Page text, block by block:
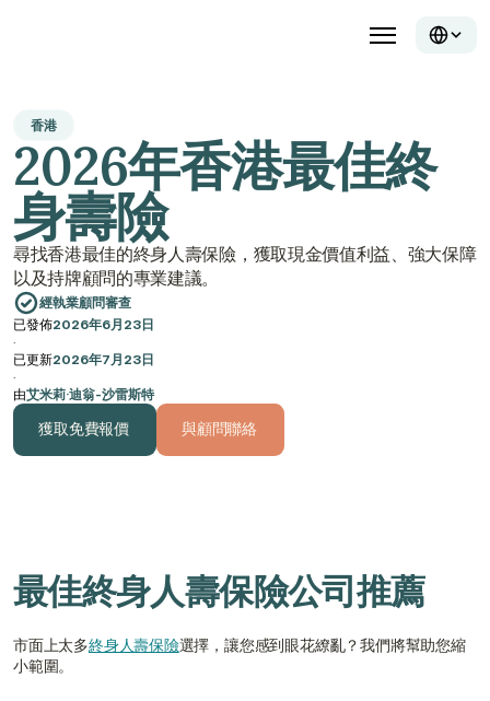
香港
2026年香港最佳終
身壽險
尋找香港最佳的終身人壽保險，獲取現金價值利益、強大保障
以及持牌顧問的專業建議。
經執業顧問審查
已發佈2026年6月23日
·
已更新2026年7月23日
·
由艾米莉·迪翁-沙雷斯特
獲取免費報價 與顧問聯絡
最佳終身人壽保險公司推薦
市面上太多終身人壽保險選擇，讓您感到眼花繚亂？我們將幫助您縮
小範圍。